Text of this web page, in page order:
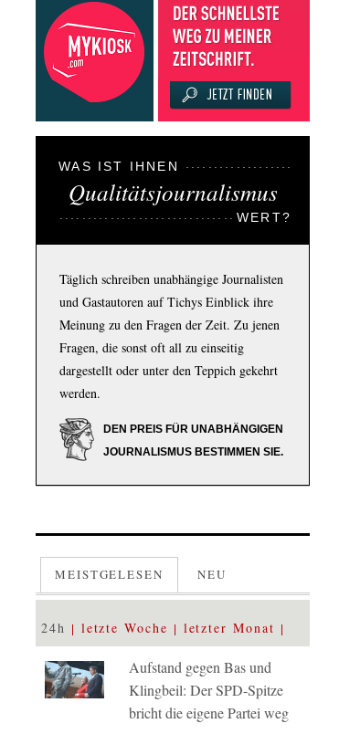
WAS IST IHNEN
Qualitätsjournalismus
WERT?
Täglich schreiben unabhängige Journalisten
und Gastautoren auf Tichys Einblick ihre
Meinung zu den Fragen der Zeit. Zu jenen
Fragen, die sonst oft all zu einseitig
dargestellt oder unter den Teppich gekehrt
werden.
DEN PREIS FÜR UNABHÄNGIGEN
JOURNALISMUS BESTIMMEN SIE.
MEISTGELESEN NEU
24h letzte Woche letzter Monat
Aufstand gegen Bas und
Klingbeil: Der SPD-Spitze
bricht die eigene Partei weg